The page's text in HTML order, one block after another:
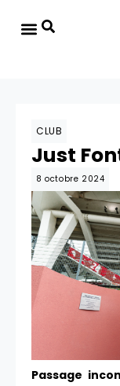
CLUB
Just
8 octobre 2024
Passage